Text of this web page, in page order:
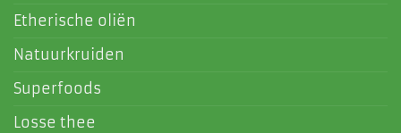
Etherische oliën
Natuurkruiden
Superfoods
Losse thee